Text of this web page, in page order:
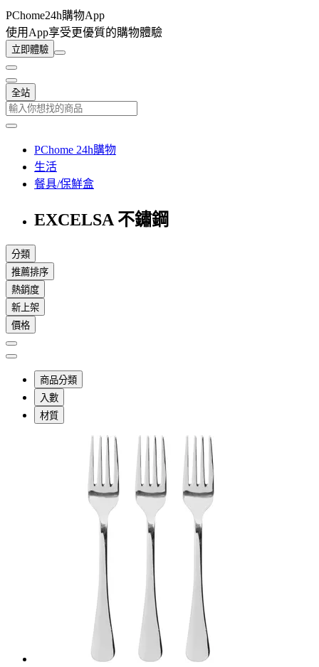
PChome24h購物App
使用App享受更優質的購物體驗
立即體驗
全站
PChome 24h購物
生活
餐具/保鮮盒
EXCELSA 不鏽鋼
分類
推薦排序
熱銷度
新上架
價格
商品分類
入數
材質